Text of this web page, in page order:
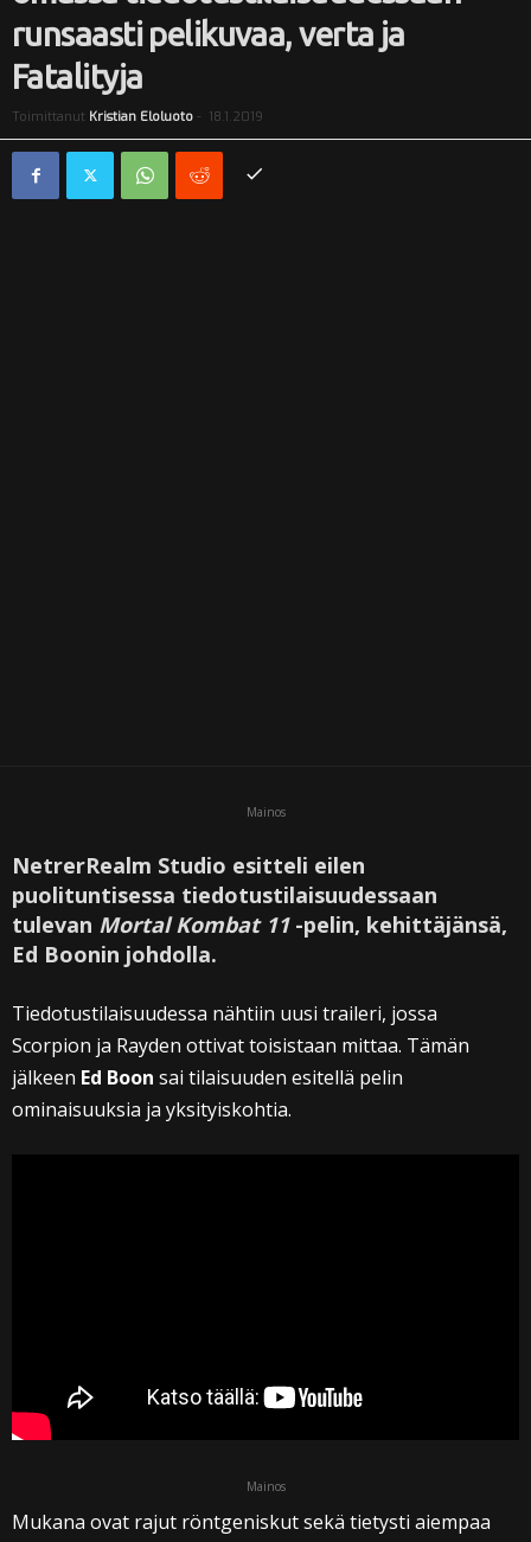
runsaasti pelikuvaa, verta ja
Fatalityja
Toimittanut Kristian Eloluoto - 18.1.2019
Mainos
NetrerRealm Studio esitteli eilen
puolituntisessa tiedotustilaisuudessaan
tulevan Mortal Kombat 11-pelin, kehittäjänsä,
Ed Boonin johdolla.
Tiedotustilaisuudessa nähtiin uusi traileri, jossa
Scorpion ja Rayden ottivat toisistaan mittaa. Tämän
jälkeen Ed Boon sai tilaisuuden esitellä pelin
ominaisuuksia ja yksityiskohtia.
Mainos
Mukana ovat rajut röntgeniskut sekä tietysti aiempaa